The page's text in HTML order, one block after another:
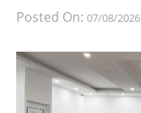
Posted On: 07/08/2026